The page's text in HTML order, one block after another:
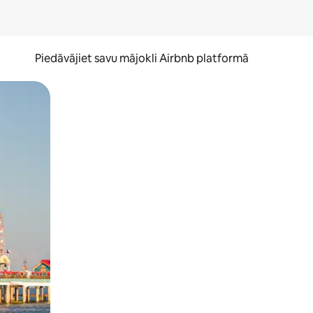
Piedāvājiet savu mājokli Airbnb platformā
ar pirkstu.